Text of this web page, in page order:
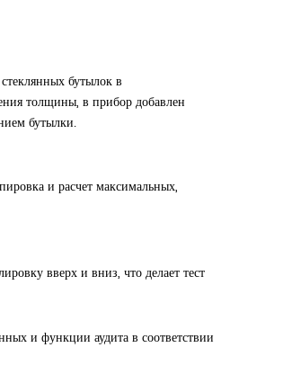
бутылок в
толщины, в прибор добавлен
бутылки.
и расчет максимальных,
вверх и вниз, что делает тест
и функции аудита в соответствии